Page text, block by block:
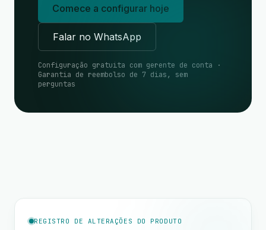
Comece a configurar hoje
Falar no WhatsApp
Configuração gratuita com gerente de conta ·
Garantia de reembolso de 7 dias, sem
perguntas
REGISTRO DE ALTERAÇÕES DO PRODUTO